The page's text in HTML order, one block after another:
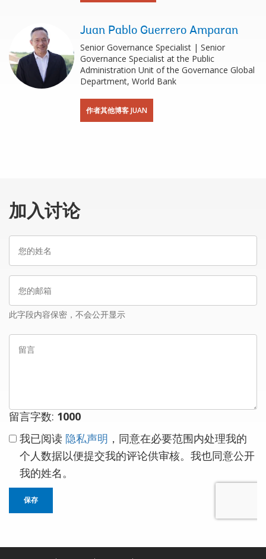
Juan Pablo Guerrero Amparan
Senior Governance Specialist | Senior
Governance Specialist at the Public
Administration Unit of the Governance Global
Department, World Bank
作者其他博客 JUAN
加入讨论
您
您
邮
此字段内容保密，不会公开显示
留
留言字数: 1000
我已阅读 隐私声明 ，同意在必要范围内处理我的
个人数据以便提交我的评论供审核。我也同意公开
我的姓名。
保存